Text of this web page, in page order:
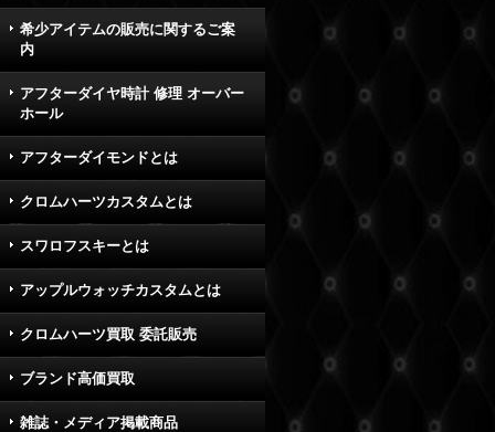
希少アイテムの販売に関するご案
内
アフターダイヤ時計 修理 オーバー
ホール
アフターダイモンドとは
クロムハーツカスタムとは
スワロフスキーとは
アップルウォッチカスタムとは
クロムハーツ買取 委託販売
ブランド高価買取
雑誌・メディア掲載商品